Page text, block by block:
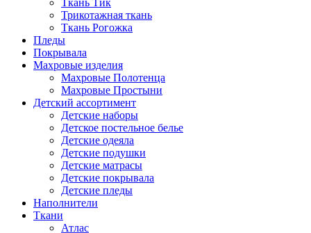
Ткань Тик
Трикотажная ткань
Ткань Рогожка
Пледы
Покрывала
Махровые изделия
Махровые Полотенца
Махровые Простыни
Детский ассортимент
Детские наборы
Детское постельное белье
Детские одеяла
Детские подушки
Детские матрасы
Детские покрывала
Детские пледы
Наполнители
Ткани
Атлас